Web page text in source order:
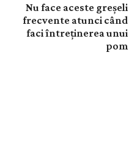
Nu face aceste greșeli
frecvente atunci când
faci întreținerea unui
pom